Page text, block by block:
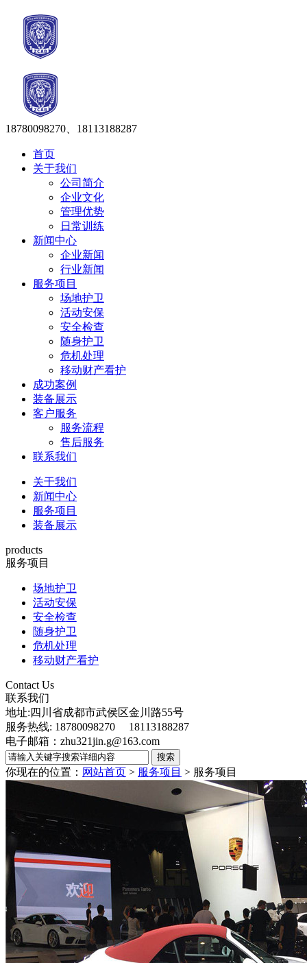
18780098270、18113188287
首页
关于我们
公司简介
企业文化
管理优势
日常训练
新闻中心
企业新闻
行业新闻
服务项目
场地护卫
活动安保
安全检查
随身护卫
危机处理
移动财产看护
成功案例
装备展示
客户服务
服务流程
售后服务
联系我们
关于我们
新闻中心
服务项目
装备展示
products
服务项目
场地护卫
活动安保
安全检查
随身护卫
危机处理
移动财产看护
Contact Us
联系我们
地址:四川省成都市武侯区金川路55号
服务热线: 18780098270 18113188287
电子邮箱：zhu321jin.g@163.com
你现在的位置： 网站首页 > 服务项目 > 服务项目